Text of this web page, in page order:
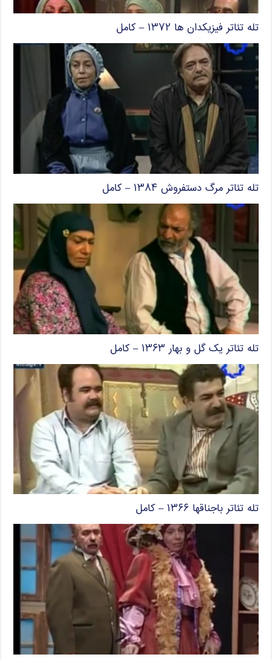
تله تئاتر فیزیکدان ها ۱۳۷۲ – کامل
تله تئاتر مرگ دستفروش ۱۳۸۴ – کامل
تله تئاتر یک گل و بهار ۱۳۶۳ – کامل
تله تئاتر باجناقها ۱۳۶۶ – کامل